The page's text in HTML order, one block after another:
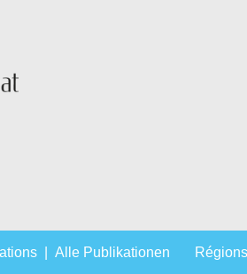
| Alle Publikationen